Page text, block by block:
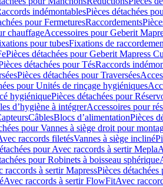
indémontablesPièces détachées
pour FermeturesRaccordements
chauffageAccessoires pour Geberit
pour tubesFixations de
Pièces détachées pour Geberit Mapress
détachées pour TésRaccords
Pièces détachées pour Traversées
pour Unités de rinçage hygiéniques
hygiéniquePièces détachées pour
d’hygiène à intégrerAccessoires pour
CâblesBlocs d’alimentationPièces
pour Vannes à siège droit pour
raccords filetésVannes à siège incliné
pour Avec raccords à sertir Mepla
pour Robinets à boisseau sphérique
raccords à sertir MapressPièces
Avec raccords à sertir FlowFitAvec